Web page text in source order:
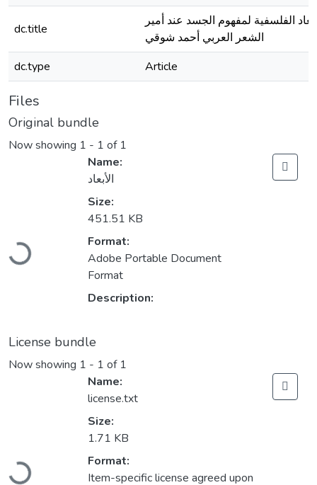
dc.title
الفلسفية لمفهوم الجسد عند أمير
الشعر العربي أحمد شوقي
dc.type
Article
Files
Original bundle
Now showing 1 - 1 of 1
Loading...
Name:
الأبعاد
Size:
451.51 KB
Format:
Adobe Portable Document
Format
Description:
License bundle
Now showing 1 - 1 of 1
Loading...
Name:
license.txt
Size:
1.71 KB
Format:
Item-specific license agreed upon